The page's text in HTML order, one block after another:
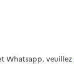
Whatsapp, veuillez